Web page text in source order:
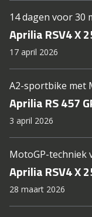
14 dagen voor 30
Aprilia RSV4 X
17 april 2026
A2-sportbike met
Aprilia RS 457
3 april 2026
MotoGP-techniek
Aprilia RSV4 X
28 maart 2026